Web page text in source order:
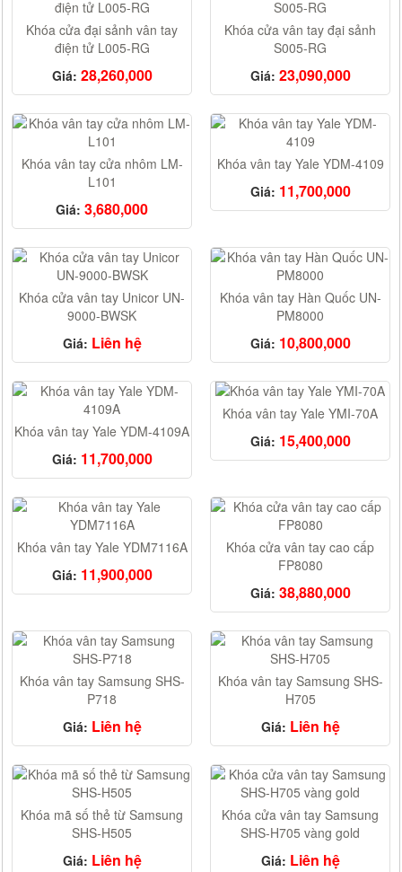
Khóa cửa đại sảnh vân tay
điện tử L005-RG
Giá: 28,260,000
Khóa cửa vân tay đại sảnh
S005-RG
Giá: 23,090,000
Khóa vân tay cửa nhôm LM-
L101
Giá: 3,680,000
Khóa vân tay Yale YDM-4109
Giá: 11,700,000
Khóa cửa vân tay Unicor UN-
9000-BWSK
Giá: Liên hệ
Khóa vân tay Hàn Quốc UN-
PM8000
Giá: 10,800,000
Khóa vân tay Yale YDM-4109A
Giá: 11,700,000
Khóa vân tay Yale YMI-70A
Giá: 15,400,000
Khóa vân tay Yale YDM7116A
Giá: 11,900,000
Khóa cửa vân tay cao cấp
FP8080
Giá: 38,880,000
Khóa vân tay Samsung SHS-
P718
Giá: Liên hệ
Khóa vân tay Samsung SHS-
H705
Giá: Liên hệ
Khóa mã số thẻ từ Samsung
SHS-H505
Giá: Liên hệ
Khóa cửa vân tay Samsung
SHS-H705 vàng gold
Giá: Liên hệ